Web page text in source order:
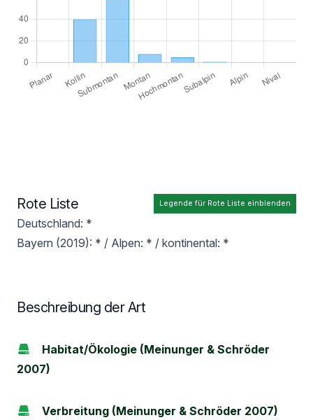
Legende für Rote Liste einblenden
Rote Liste
Deutschland: *
Bayern (2019): * / Alpen: * / kontinental: *
Beschreibung der Art
Habitat/Ökologie (Meinunger & Schröder
2007)
Verbreitung (Meinunger & Schröder 2007)